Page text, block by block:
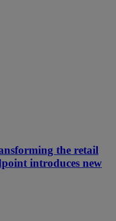
the retail
introduces new